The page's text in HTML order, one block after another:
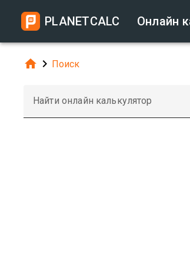
PLANETCALC Онлайн
  Поиск
Найти онлайн калькулятор